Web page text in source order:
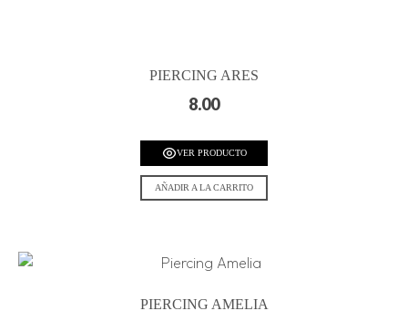
PIERCING ARES
8.00
VER PRODUCTO
AÑADIR A LA CARRITO
PIERCING AMELIA